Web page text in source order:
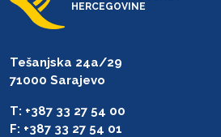
HERCEGOVINE
Tešanjska 24a/29
71000 Sarajevo
T: +387 33 27 54 00
F: +387 33 27 54 01